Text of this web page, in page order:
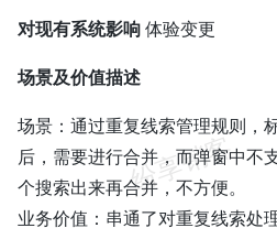
对现有系统影响 体验变更
场景及价值描述
场景：通过重复线索管理规则，
后，需要进行合并，而弹窗中不
个搜索出来再合并，不方便。
业务价值：串通了对重复线索处